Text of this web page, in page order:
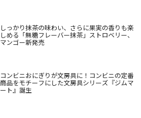
しっかり抹茶の味わい、さらに果実の香りも楽
しめる「無糖フレーバー抹茶」ストロベリー、
マンゴー新発売
コンビニおにぎりが文房具に！コンビニの定番
商品をモチーフにした文房具シリーズ『ジムマ
ート』誕生